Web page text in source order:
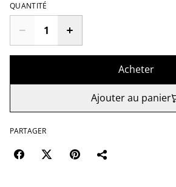
QUANTITÉ
Acheter
Ajouter au panier
PARTAGER